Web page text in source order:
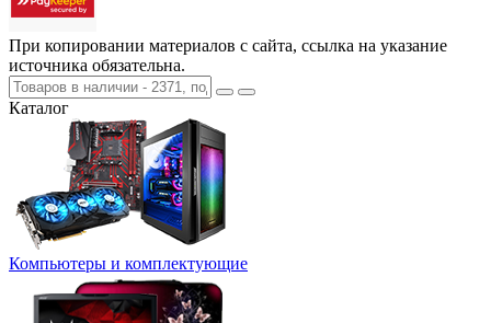
При копировании материалов с сайта, ссылка на указание
источника обязательна.
Каталог
Компьютеры и комплектующие